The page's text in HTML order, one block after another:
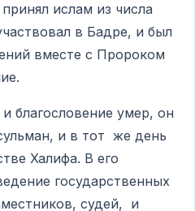
ислам из числа
в Бадре, и был
вместе с Пророком
благословение умер, он
и в тот же день
Халифа. В его
государственных
судей, и